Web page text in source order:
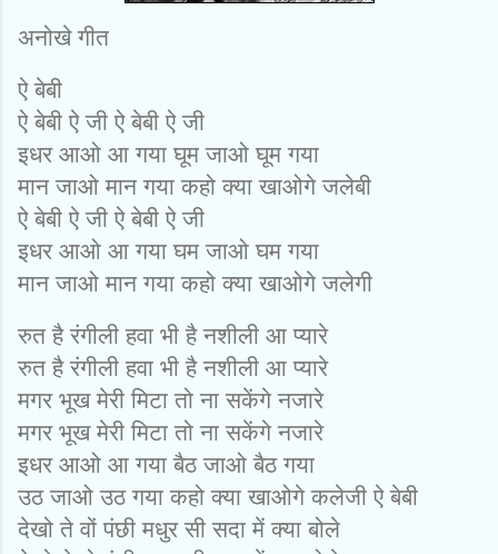
अनोखे गीत
ऐ बेबी
ऐ बेबी ऐ जी ऐ बेबी ऐ जी
इधर आओ आ गया घूम जाओ घूम गया
मान जाओ मान गया कहो क्‍या खाओगे जलेबी
ऐ बेबी ऐ जी ऐ बेबी ऐ जी
इधर आओ आ गया घम जाओ घम गया
मान जाओ मान गया कहो क्‍या खाओगे जलेगी
रुत है रंगीली हवा भी है नशीली आ प्‍यारे
रुत है रंगीली हवा भी है नशीली आ प्‍यारे
मगर भूख मेरी मिटा तो ना सकेंगे नजारे
मगर भूख मेरी मिटा तो ना सकेंगे नजारे
इधर आओ आ गया बैठ जाओ बैठ गया
उठ जाओ उठ गया कहो क्‍या खाओगे कलेजी ऐ बेबी
देखो ते वों पंछी मधुर सी सदा में क्‍या बोले